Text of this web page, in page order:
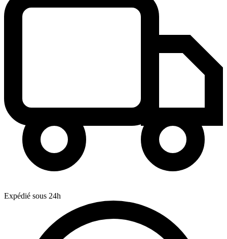
Expédié sous 24h